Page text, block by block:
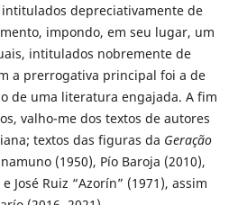
depreciativamente de
impondo, em seu lugar, um
intitulados nobremente de
a prerrogativa principal foi a de
de uma literatura engajada. A fim
valho-me dos textos de autores
textos das figuras da Geração
(1950), Pío Baroja (2010),
José Ruiz “Azorín” (1971), assim